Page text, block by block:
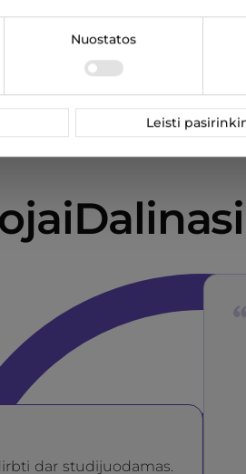
Nuostatos
Leisti
dar studijuodamas.